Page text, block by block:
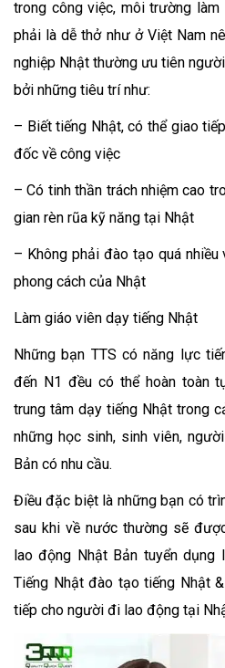
trong công việc, môi trường
phải là dễ thở như ở Việt Nam
nghiệp Nhật thường ưu tiên
bởi những tiêu trí như:
– Biết tiếng Nhật, có thể giao
đốc về công việc
– Có tinh thần trách nhiệm cao
gian rèn rũa kỹ năng tại Nhật
– Không phải đào tạo quá
phong cách của Nhật
Làm giáo viên dạy tiếng Nhật
Những bạn TTS có năng lực
đến N1 đều có thể hoàn toàn
trung tâm dạy tiếng Nhật trong
những học sinh, sinh viên,
Bản có nhu cầu.
Điều đặc biệt là những bạn có
sau khi về nước thường sẽ
lao động Nhật Bản tuyển
Tiếng Nhật đào tạo tiếng Nhật
tiếp cho người đi lao động tại